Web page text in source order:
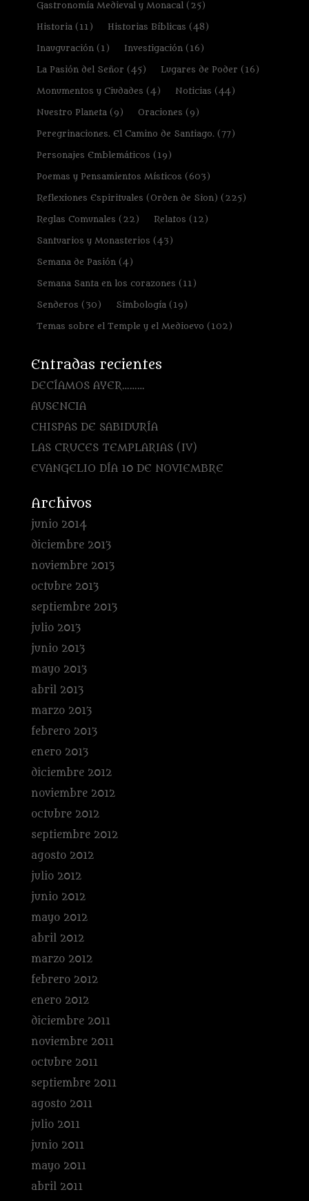
Gastronomía Medieval y Monacal(25)
Historia(11) Historias Bíblicas (48)
Inauguración(1) Investigación(16)
La Pasión del Señor (45) Lugares de Poder (16)
Monumentos y Ciudades (4) Noticias (44)
Nuestro Planeta(9) Oraciones (9)
Peregrinaciones. El Camino de Santiago.(77)
Personajes Emblemáticos (19)
Poemas y Pensamientos Místicos (603)
Reflexiones Espirituales (Orden de Sion) (225)
Reglas Comunales (22) Relatos (12)
Santuarios y Monasterios (43)
Semana de Pasión(4)
Semana Santa en los corazones (11)
Senderos (30) Simbología(19)
Temas sobre el Temple y el Medioevo (102)
Entradas recientes
DECÍAMOS AYER………
AUSENCIA
CHISPAS DE SABIDURÍA
LAS CRUCES TEMPLARIAS (IV)
EVANGELIO DÍA 10 DE NOVIEMBRE
Archivos
junio 2014
diciembre 2013
noviembre 2013
octubre 2013
septiembre 2013
julio 2013
junio 2013
mayo 2013
abril 2013
marzo 2013
febrero 2013
enero 2013
diciembre 2012
noviembre 2012
octubre 2012
septiembre 2012
agosto 2012
julio 2012
junio 2012
mayo 2012
abril 2012
marzo 2012
febrero 2012
enero 2012
diciembre 2011
noviembre 2011
octubre 2011
septiembre 2011
agosto 2011
julio 2011
junio 2011
mayo 2011
abril 2011